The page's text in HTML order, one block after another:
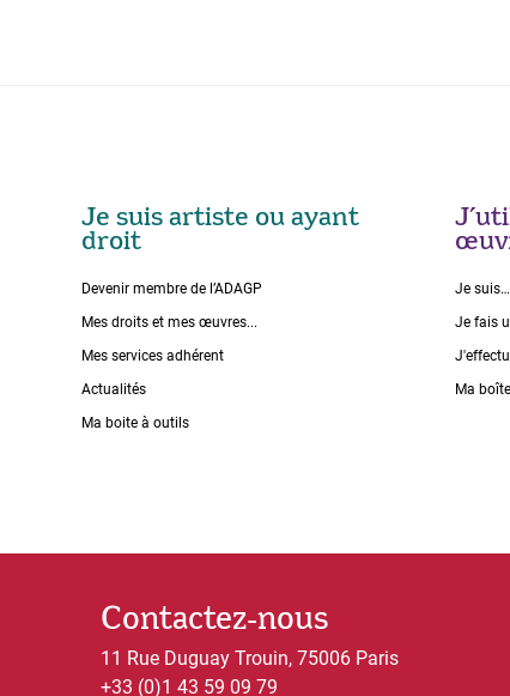
Je suis artiste ou ayant
droit
Devenir membre de l’ADAGP
Mes droits et mes œuvres...
Mes services adhérent
Actualités
Ma boite à outils
Je suis…
Je fais
Ma
Contactez-nous
11 Rue Duguay Trouin, 75006 Paris
+33 (0)1 43 59 09 79